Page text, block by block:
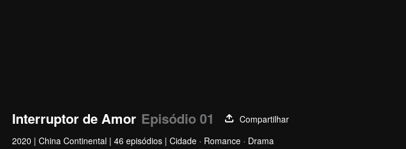
Interruptor de Amor Episódio 01
Compartilhar
2020 | China Continental | 46 episódios | Cidade · Romance · Drama